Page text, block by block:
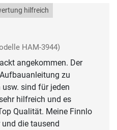
hilfreich
HAM-3944)
angekommen. Der
zu
sind für jeden
hilfreich und es
Qualität. Meine Finnlo
die tausend